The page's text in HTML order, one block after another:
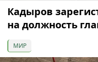
Кадыров
на должность
МИР